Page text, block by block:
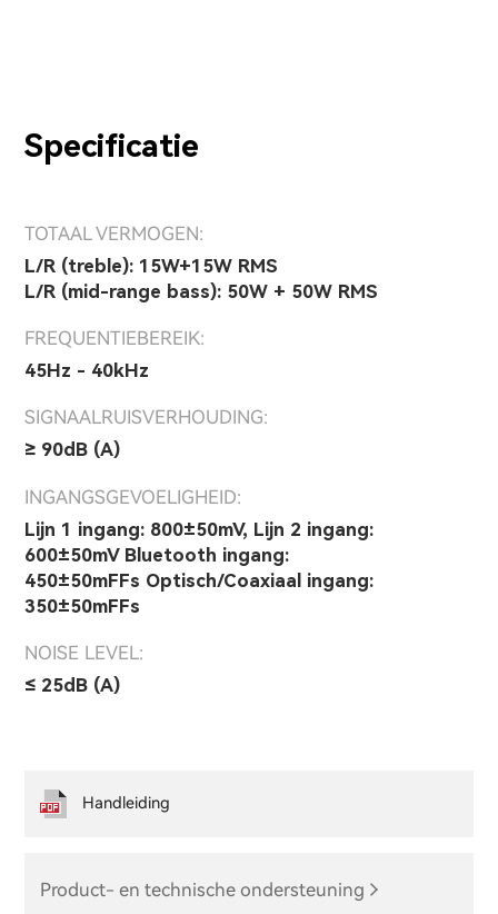
Specificatie
TOTAAL VERMOGEN:
L/R (treble): 15W+15W RMS
L/R (mid-range bass): 50W + 50W RMS
FREQUENTIEBEREIK:
45Hz - 40kHz
SIGNAALRUISVERHOUDING:
≥ 90dB (A)
INGANGSGEVOELIGHEID:
Lijn 1 ingang: 800±50mV, Lijn 2 ingang:
600±50mV Bluetooth ingang:
450±50mFFs Optisch/Coaxiaal ingang:
350±50mFFs
NOISE LEVEL:
≤ 25dB (A)
Product- en technische ondersteuning
Handleiding